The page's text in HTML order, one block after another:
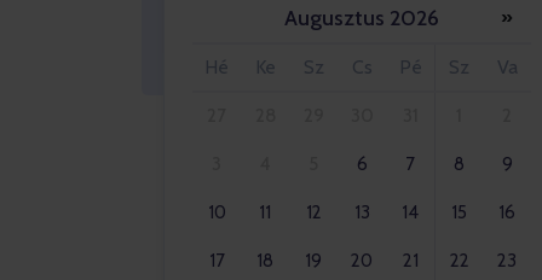
Augusztus 2026 »
Hé Ke Sz Cs Pé Sz Va
6 7 8 9
10 11 12 13 14 15 16
17 18 19 20 21 22 23
Felnőttek 2x